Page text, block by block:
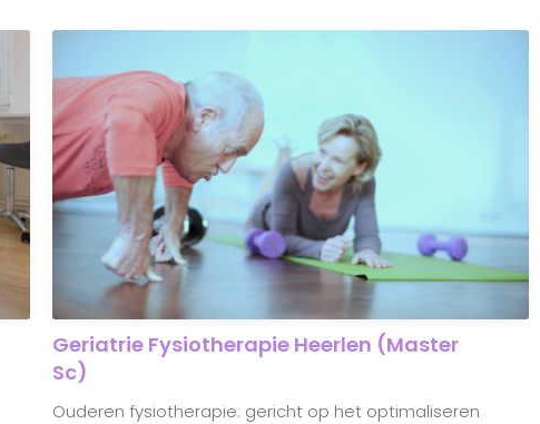
Geriatrie Fysiotherapie Heerlen (Master
Sc)
Ouderen fysiotherapie: gericht op het optimaliseren